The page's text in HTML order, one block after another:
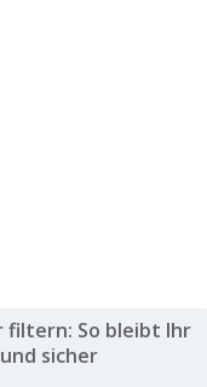
filtern: So bleibt Ihr
sicher